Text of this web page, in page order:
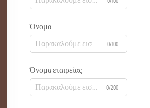
Όνομα
0/100
Όνομα εταιρείας
0/200